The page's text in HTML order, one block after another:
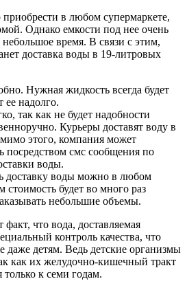
в любом супермаркете,
Однако емкости под нее очень
время. В связи с этим,
доставка воды в 19-литровых
Нужная жидкость всегда будет
ее надолго.
так как не будет надобности
Курьеры доставят воду в
этого, компания может
посредством смс сообщения по
воды.
доставку воды можно в любом
стоимость будет во много раз
небольшие объемы.
факт, что вода, доставляемая
контроль качества, что
даже детям. Ведь детские организмы
как их желудочно-кишечный тракт
только к семи годам.